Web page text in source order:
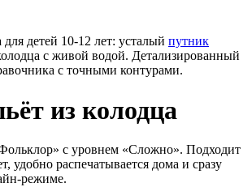
детей 10-12 лет: усталый путник
с живой водой. Детализированный
с точными контурами.
из колодца
с уровнем «Сложно». Подходит
удобно распечатывается дома и сразу
режиме.